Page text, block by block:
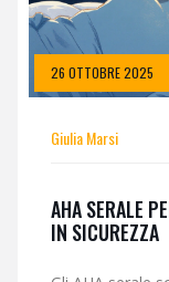
26 OTTOBRE 2025
Giulia Marsi
AHA SERALE
IN SICUREZZA